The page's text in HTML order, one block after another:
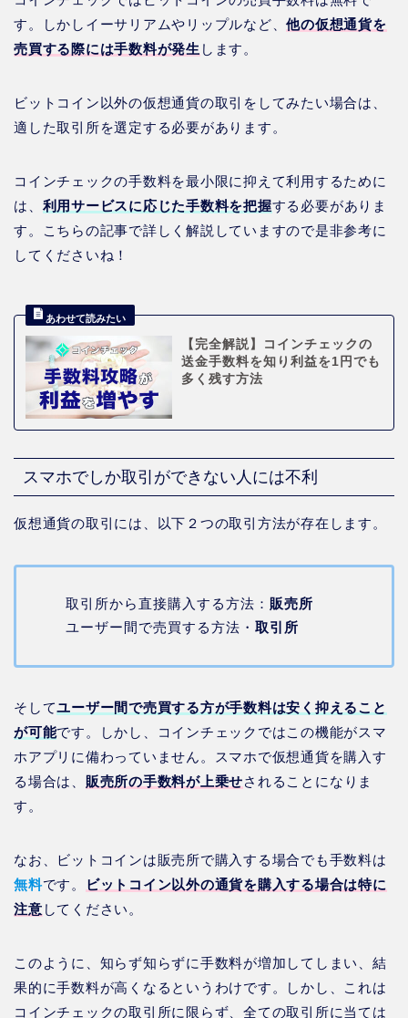
す。しかしイーサリアムやリップルなど、他の仮想通貨を
売買する際には手数料が発生 します。
ビットコイン以外の仮想通貨の取引をしてみたい場合は、
適した取引所を選定する必要があります。
コインチェックの手数料を最小限に抑えて利用するために
は、 利用サービスに応じた手数料を把握する必要がありま
す。こちらの記事で詳しく解説していますので是非参考に
してくださいね！
【完全解説】コインチェックの
送金手数料を知り利益を1円でも
多く残す方法
スマホでしか取引ができない人には不利
仮想通貨の取引には、以下２つの取引方法が存在します。
取引所から直接購入する方法： 販売所
ユーザー間で売買する方法・ 取引所
そしてユーザー間で売買する方が手数料は安く抑えること
が可能です。しかし、コインチェックではこの機能がスマ
ホアプリに備わっていません。スマホで仮想通貨を購入す
る場合は、 販売所の手数料が上乗せされることになりま
す。
なお、ビットコインは販売所で購入する場合でも手数料は
無料です。
ビットコイン以外の通貨を購入する場合は特に
注意 してください。
このように、知らず知らずに手数料が増加してしまい、結
果的に手数料が高くなるというわけです。しかし、これは
コインチェックの取引所に限らず、全ての取引所に当ては